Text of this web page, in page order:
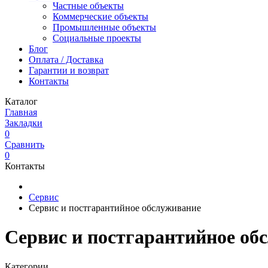
Частные объекты
Коммерческие объекты
Промышленные объекты
Социальные проекты
Блог
Оплата / Доставка
Гарантии и возврат
Контакты
Каталог
Главная
Закладки
0
Сравнить
0
Контакты
Сервис
Сервис и постгарантийное обслуживание
Сервис и постгарантийное